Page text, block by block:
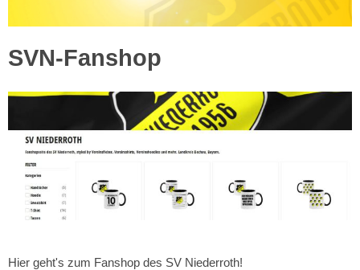
SVN-Fanshop
Hier geht's zum Fanshop des SV Niederroth!